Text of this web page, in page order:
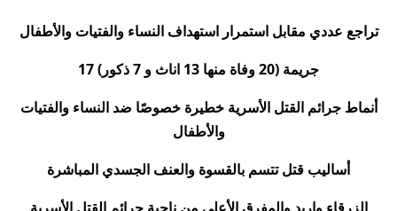
تراجع عددي مقابل استمرار استهداف النساء والفتيات والأطفال
17 جريمة (20 وفاة منها 13 اناث و 7 ذكور)
أنماط جرائم القتل الأسرية خطيرة خصوصًا ضد النساء والفتيات
والأطفال
أساليب قتل تتسم بالقسوة والعنف الجسدي المباشرة